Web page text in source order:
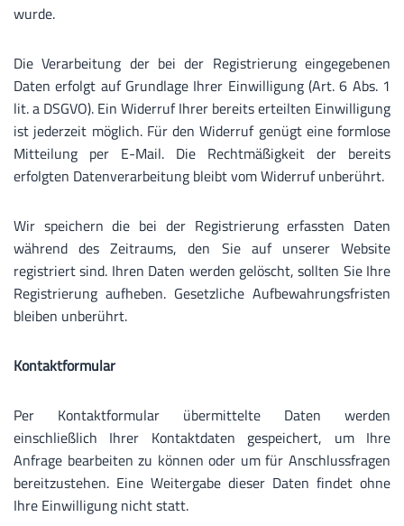
wurde.
Die Verarbeitung der bei der Registrierung eingegebenen
Daten erfolgt auf Grundlage Ihrer Einwilligung (Art. 6 Abs. 1
lit. a DSGVO). Ein Widerruf Ihrer bereits erteilten Einwilligung
ist jederzeit möglich. Für den Widerruf genügt eine formlose
Mitteilung per E-Mail. Die Rechtmäßigkeit der bereits
erfolgten Datenverarbeitung bleibt vom Widerruf unberührt.
Wir speichern die bei der Registrierung erfassten Daten
während des Zeitraums, den Sie auf unserer Website
registriert sind. Ihren Daten werden gelöscht, sollten Sie Ihre
Registrierung aufheben. Gesetzliche Aufbewahrungsfristen
bleiben unberührt.
Kontaktformular
Per Kontaktformular übermittelte Daten werden
einschließlich Ihrer Kontaktdaten gespeichert, um Ihre
Anfrage bearbeiten zu können oder um für Anschlussfragen
bereitzustehen. Eine Weitergabe dieser Daten findet ohne
Ihre Einwilligung nicht statt.